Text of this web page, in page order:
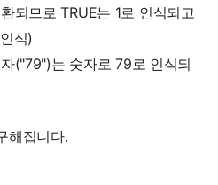
되므로 TRUE는 1로 인식되고
식)
("79")는 숫자로 79로 인식되
해집니다.